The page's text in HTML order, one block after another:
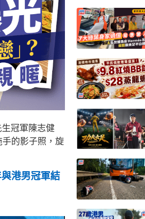
冠軍陳志健
手的影子照，旋
港男冠軍結